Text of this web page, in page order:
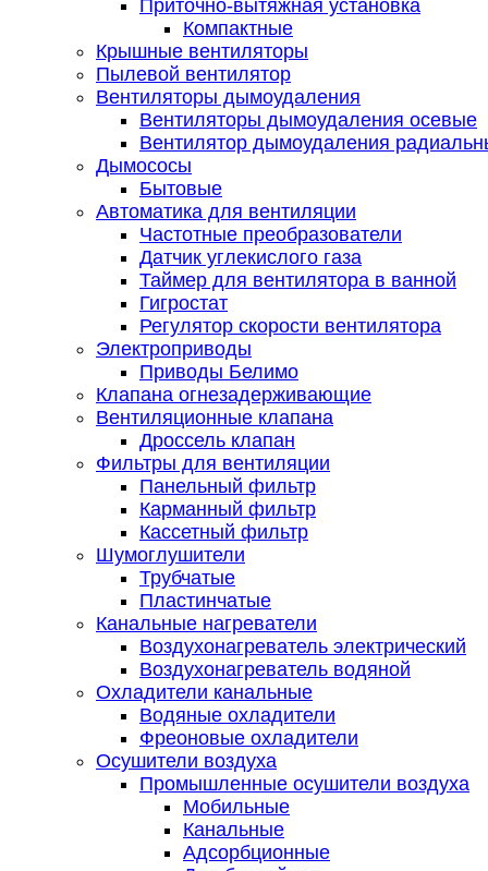
Приточно-вытяжная установка
Компактные
Крышные вентиляторы
Пылевой вентилятор
Вентиляторы дымоудаления
Вентиляторы дымоудаления осевые
Вентилятор дымоудаления
Дымососы
Бытовые
Автоматика для вентиляции
Частотные преобразователи
Датчик углекислого газа
Таймер для вентилятора в ванной
Гигростат
Регулятор скорости вентилятора
Электроприводы
Приводы Белимо
Клапана огнезадерживающие
Вентиляционные клапана
Дроссель клапан
Фильтры для вентиляции
Панельный фильтр
Карманный фильтр
Кассетный фильтр
Шумоглушители
Трубчатые
Пластинчатые
Канальные нагреватели
Воздухонагреватель электрический
Воздухонагреватель водяной
Охладители канальные
Водяные охладители
Фреоновые охладители
Осушители воздуха
Промышленные осушители воздуха
Мобильные
Канальные
Адсорбционные